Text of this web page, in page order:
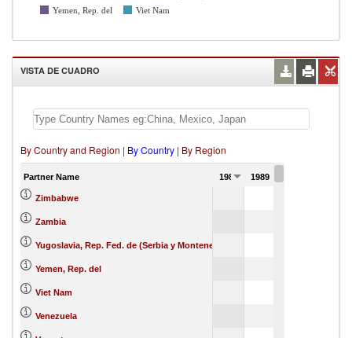
Yemen, Rep. del
Viet Nam
VISTA DE CUADRO
By Country and Region | By Country | By Region
Partner Name 1988 1989
Zimbabwe
Zambia
Yugoslavia, Rep. Fed. de (Serbia y Montenegro)
Yemen, Rep. del
Viet Nam
Venezuela